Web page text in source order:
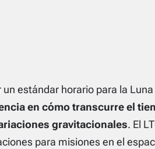
un estándar horario para la
en cómo transcurre el
gravitacionales. El
para misiones en el